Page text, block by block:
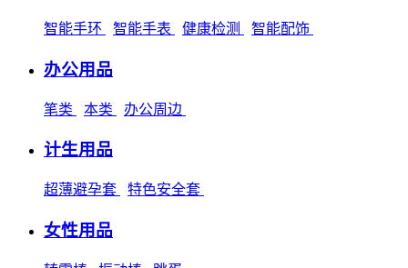
智能手环 智能手表 健康检测 智能配饰
办公用品
笔类 本类 办公周边
计生用品
超薄避孕套 特色安全套
女性用品